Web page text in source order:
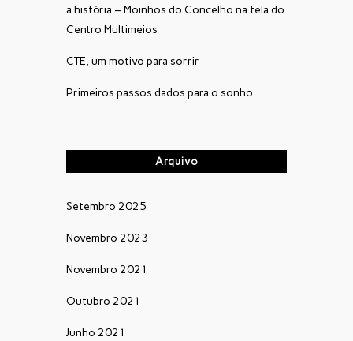
a história – Moinhos do Concelho na tela do
Centro Multimeios
CTE, um motivo para sorrir
Primeiros passos dados para o sonho
Arquivo
Setembro 2025
Novembro 2023
Novembro 2021
Outubro 2021
Junho 2021